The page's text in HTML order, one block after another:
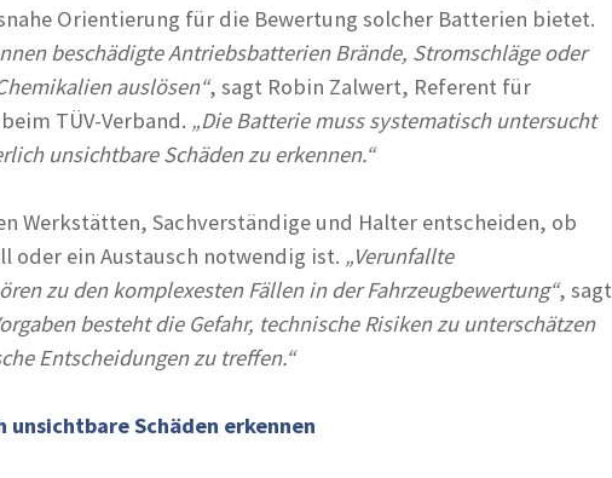
Orientierung für die Bewertung solcher Batterien bietet.
beschädigte Antriebsbatterien Brände, Stromschläge oder
auslösen“, sagt Robin Zalwert, Referent für
TÜV-Verband. „Die Batterie muss systematisch untersucht
unsichtbare Schäden zu erkennen.“
Werkstätten, Sachverständige und Halter entscheiden, ob
oder ein Austausch notwendig ist. „Verunfallte
zu den komplexesten Fällen in der Fahrzeugbewertung“, sagt
besteht die Gefahr, technische Risiken zu unterschätzen
Entscheidungen zu treffen.“
Schäden erkennen